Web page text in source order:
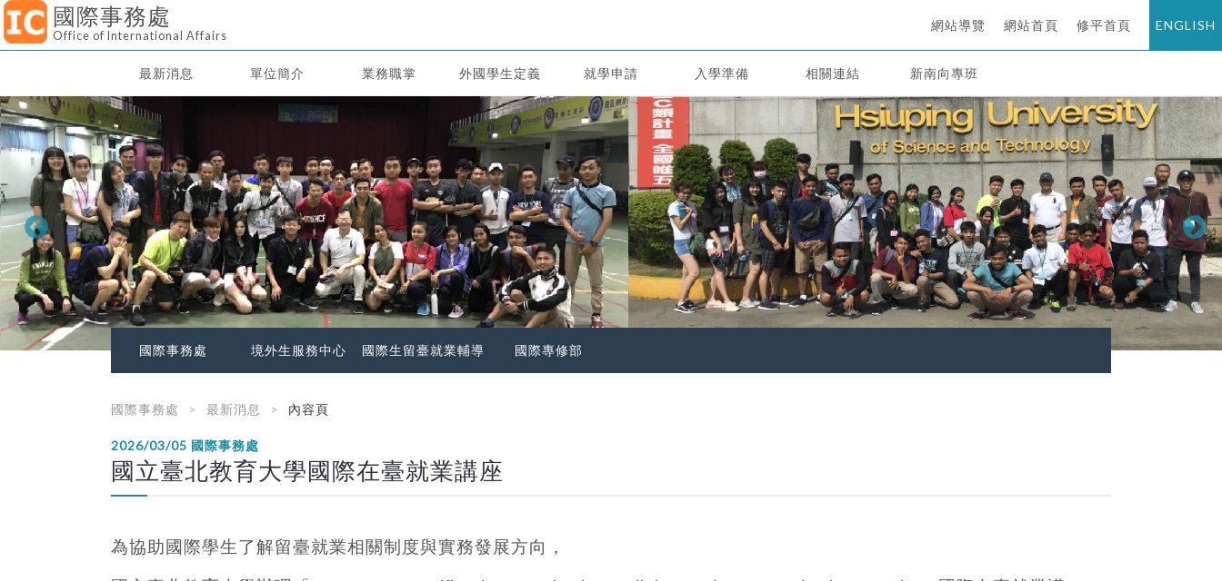
國際事務處
Office of International Affairs
網站導覽 網站首頁 修平首頁 ENGLISH
最新消息 單位簡介 業務職掌 外國學生定義 就學申請 入學準備 相關連結 新南向專班
國際事務處 境外生服務中心 國際生留臺就業輔導 國際專修部
國際事務處 最新消息 內容頁
2026/03/05 國際事務處
國立臺北教育大學國際在臺就業講座
為協助國際學生了解留臺就業相關制度與實務發展方向，